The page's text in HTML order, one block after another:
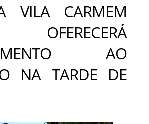
VILA CARMEM
AO
NA TARDE DE